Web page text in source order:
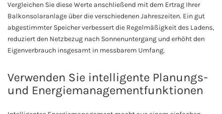
Vergleichen Sie diese Werte anschließend mit dem Ertrag Ihrer
Balkonsolaranlage über die verschiedenen Jahreszeiten. Ein gut
abgestimmter Speicher verbessert die Regelmäßigkeit des Ladens,
reduziert den Netzbezug nach Sonnenuntergang und erhöht den
Eigenverbrauch insgesamt in messbarem Umfang.
Verwenden Sie intelligente Planungs-
und Energiemanagementfunktionen